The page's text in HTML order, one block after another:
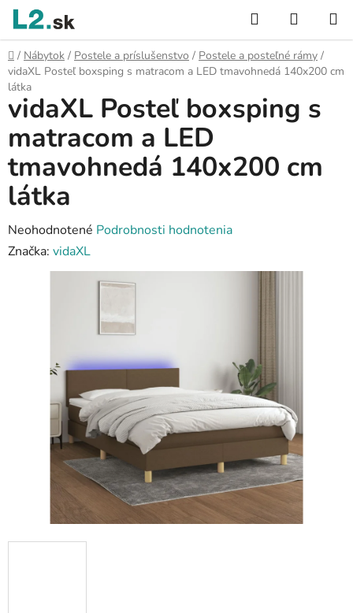
Prejsť
obsah
Hľadať
KOŠÍK
Domov
/ Nábytok / Postele a príslušenstvo / Postele a posteľné rámy /
vidaXL Posteľ boxsping s matracom a LED tmavohnedá 140x200 cm
látka
vidaXL Posteľ boxsping s
matracom a LED
tmavohnedá 140x200 cm
látka
Priemerné
hodnotenie
produktu
hviezdičiek.
Neohodnotené Podrobnosti hodnotenia
Značka: vidaXL